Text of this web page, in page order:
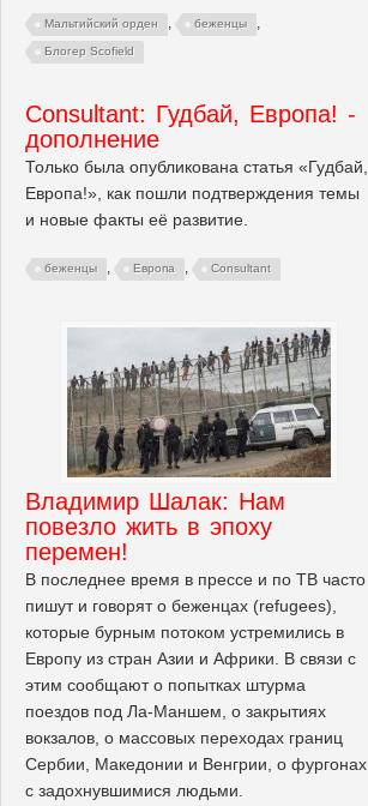
Мальтийский орден , беженцы ,
Блогер Scofield
Consultant: Гудбай, Европа! -
дополнение
Только была опубликована статья «Гудбай,
Европа!», как пошли подтверждения темы
и новые факты её развитие.
беженцы , Европа , Consultant
Владимир Шалак: Нам
повезло жить в эпоху
перемен!
В последнее время в прессе и по ТВ часто
пишут и говорят о беженцах (refugees),
которые бурным потоком устремились в
Европу из стран Азии и Африки. В связи с
этим сообщают о попытках штурма
поездов под Ла-Маншем, о закрытиях
вокзалов, о массовых переходах границ
Сербии, Македонии и Венгрии, о фургонах
с задохнувшимися людьми.